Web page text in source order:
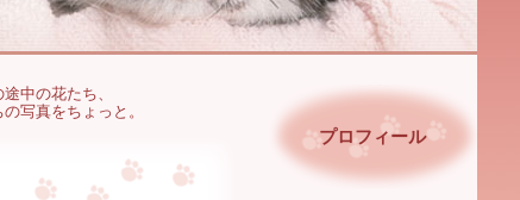
中の花たち、
写真をちょっと。
プロフィール